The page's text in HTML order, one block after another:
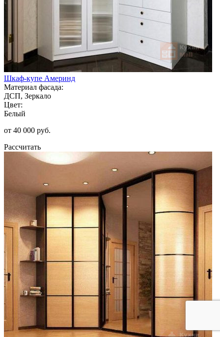
Шкаф-купе Америнд
Материал фасада:
ДСП, Зеркало
Цвет:
Белый
от 40 000 руб.
Рассчитать